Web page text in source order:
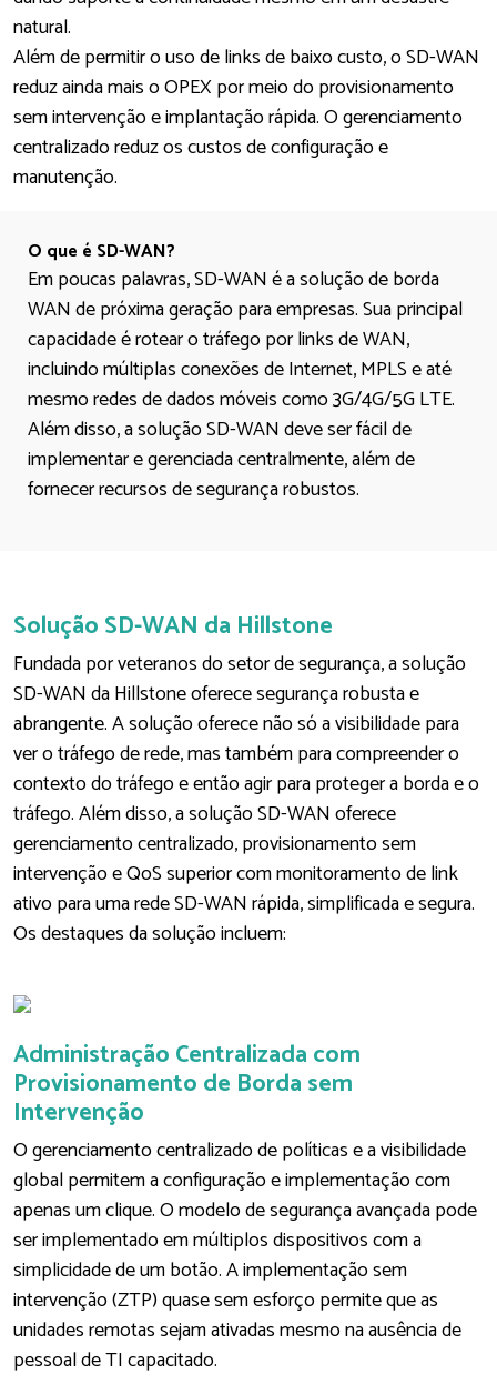
natural.
Além de permitir o uso de links de baixo custo, o SD-WAN
reduz ainda mais o OPEX por meio do provisionamento
sem intervenção e implantação rápida. O gerenciamento
centralizado reduz os custos de configuração e
manutenção.
O que é SD-WAN?
Em poucas palavras, SD-WAN é a solução de borda
WAN de próxima geração para empresas. Sua principal
capacidade é rotear o tráfego por links de WAN,
incluindo múltiplas conexões de Internet, MPLS e até
mesmo redes de dados móveis como 3G/4G/5G LTE.
Além disso, a solução SD-WAN deve ser fácil de
implementar e gerenciada centralmente, além de
fornecer recursos de segurança robustos.
Solução SD-WAN da Hillstone
Fundada por veteranos do setor de segurança, a solução
SD-WAN da Hillstone oferece segurança robusta e
abrangente. A solução oferece não só a visibilidade para
ver o tráfego de rede, mas também para compreender o
contexto do tráfego e então agir para proteger a borda e o
tráfego. Além disso, a solução SD-WAN oferece
gerenciamento centralizado, provisionamento sem
intervenção e QoS superior com monitoramento de link
ativo para uma rede SD-WAN rápida, simplificada e segura.
Os destaques da solução incluem:
Administração Centralizada com
Provisionamento de Borda sem
Intervenção
O gerenciamento centralizado de políticas e a visibilidade
global permitem a configuração e implementação com
apenas um clique. O modelo de segurança avançada pode
ser implementado em múltiplos dispositivos com a
simplicidade de um botão. A implementação sem
intervenção (ZTP) quase sem esforço permite que as
unidades remotas sejam ativadas mesmo na ausência de
pessoal de TI capacitado.